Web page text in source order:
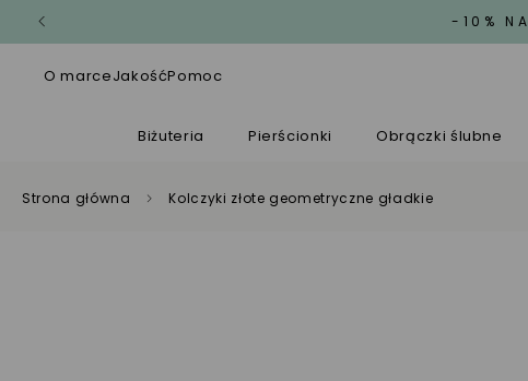
-10%
O marceJakośćPomoc
Biżuteria Pierścionki Obrączki ślubne
Strona główna Kolczyki złote geometryczne gładkie